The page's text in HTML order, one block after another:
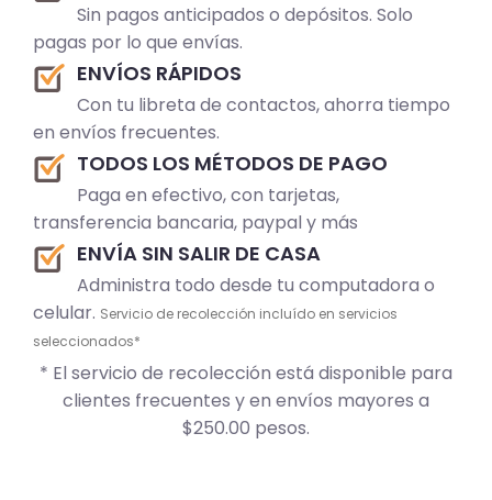
Sin pagos anticipados o depósitos. Solo
pagas por lo que envías.
ENVÍOS RÁPIDOS
Con tu libreta de contactos, ahorra tiempo
en envíos frecuentes.
TODOS LOS MÉTODOS DE PAGO
Paga en efectivo, con tarjetas,
transferencia bancaria, paypal y más
ENVÍA SIN SALIR DE CASA
Administra todo desde tu computadora o
celular. Servicio de recolección incluído en servicios
seleccionados*
* El servicio de recolección está disponible para
clientes frecuentes y en envíos mayores a
$250.00 pesos.